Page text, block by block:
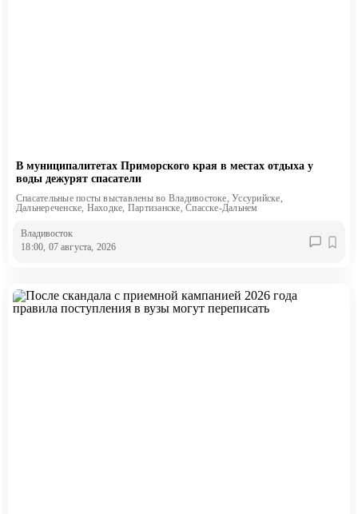
В муниципалитетах Приморского края в местах отдыха у
воды дежурят спасатели
Спасательные посты выставлены во Владивостоке, Уссурийске,
Дальнереченске, Находке, Партизанске, Спасске-Дальнем
Владивосток
18:00, 07 августа, 2026